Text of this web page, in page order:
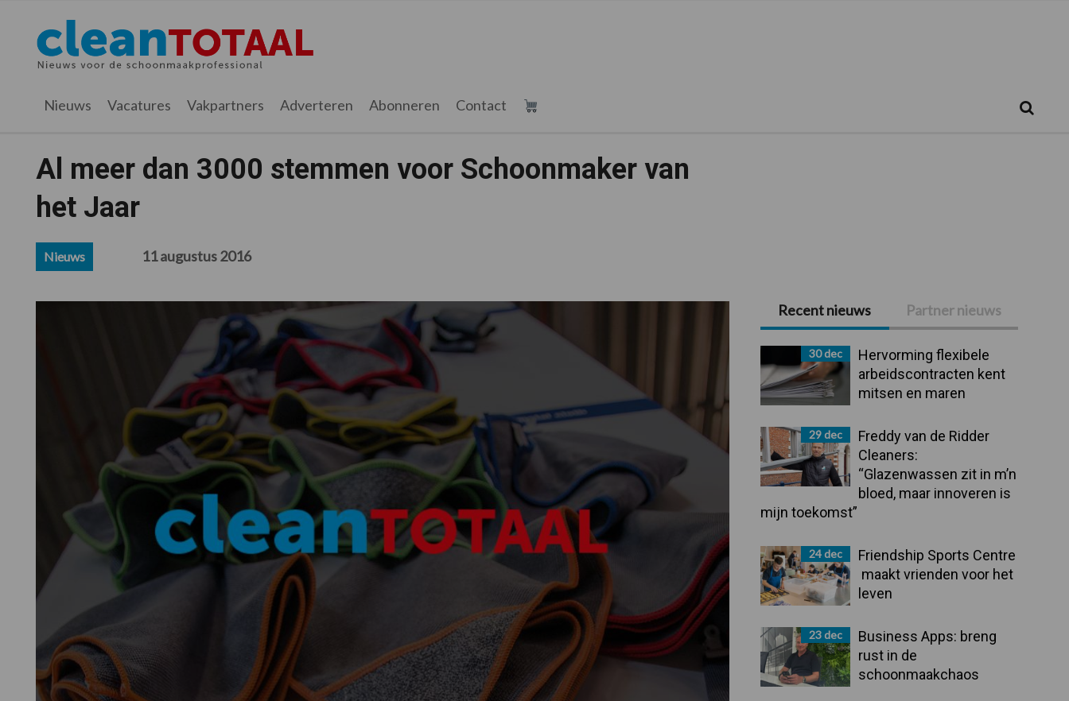
hoofdnavigatie
hoofd
inhoud
eerste
sidebar
voettekst
Cleantotaal.nl
Het
laatste
voor
professionele
Nieuws Vacatures Vakpartners Adverteren Abonneren Contact
Al meer dan 3000 stemmen voor Schoonmaker van
het Jaar
Nieuws 11 augustus 2016
Primaire
Sidebar
Recent nieuws Partner nieuws
30 dec
Hervorming flexibele
arbeidscontracten kent
mitsen en maren
29 dec
Freddy van de Ridder
Cleaners:
“Glazenwassen zit in m’n
bloed, maar innoveren is
mijn toekomst”
24 dec
Friendship Sports Centre
maakt vrienden voor het
leven
23 dec
Business Apps: breng
rust in de
schoonmaakchaos